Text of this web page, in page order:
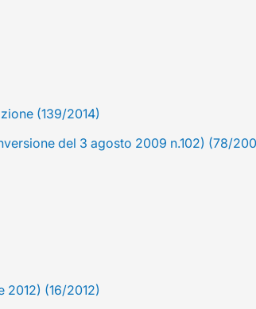
(139/2014)
del 3 agosto 2009 n.102) (78/
(16/2012)